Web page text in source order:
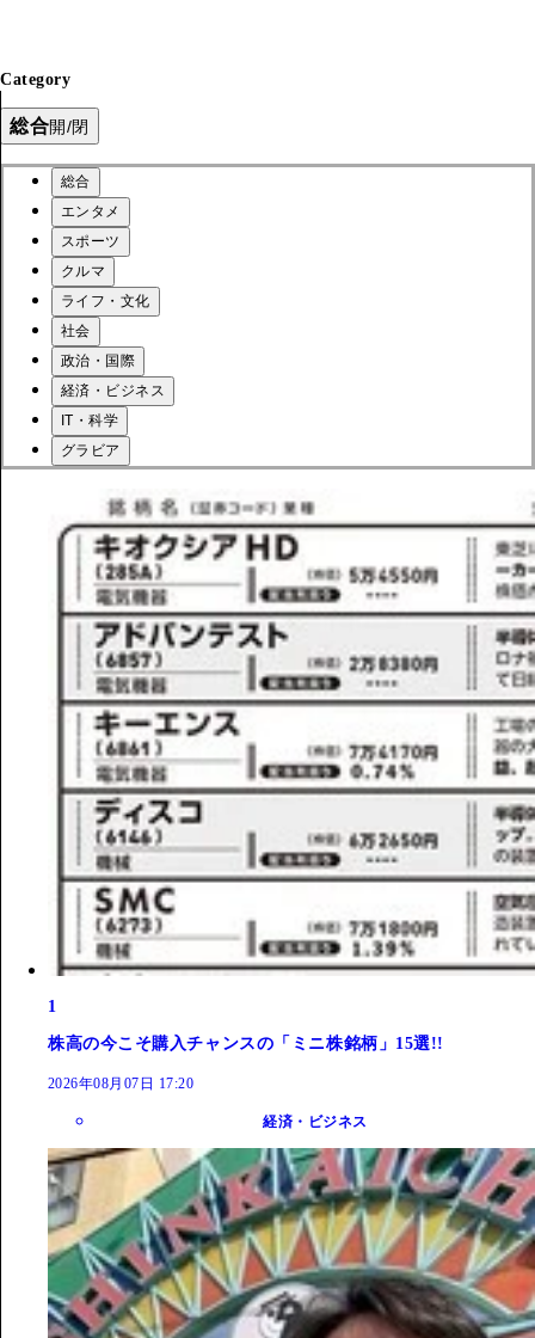
Category
総合開/閉
総合
エンタメ
スポーツ
クルマ
ライフ・文化
社会
政治・国際
経済・ビジネス
IT・科学
グラビア
1
株高の今こそ購入チャンスの「ミニ株銘柄」15選!!
2026年08月07日 17:20
経済・ビジネス